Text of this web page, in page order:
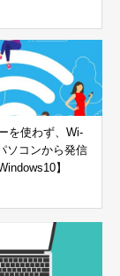
を使わず、Wi-
ソコンから発信
】